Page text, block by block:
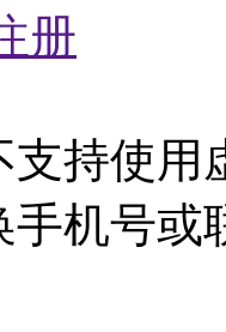
册
支持使用
手机号或